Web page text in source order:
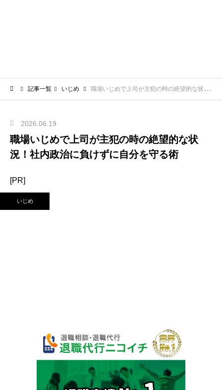
記事一覧 いじめ 職場いじめで上司が主犯の時の絶望的な状況！社内政治に負けずに自分を守る術
2026.06.19
職場いじめで上司が主犯の時の絶望的な状
況！社内政治に負けずに自分を守る術
[PR]
いじめ